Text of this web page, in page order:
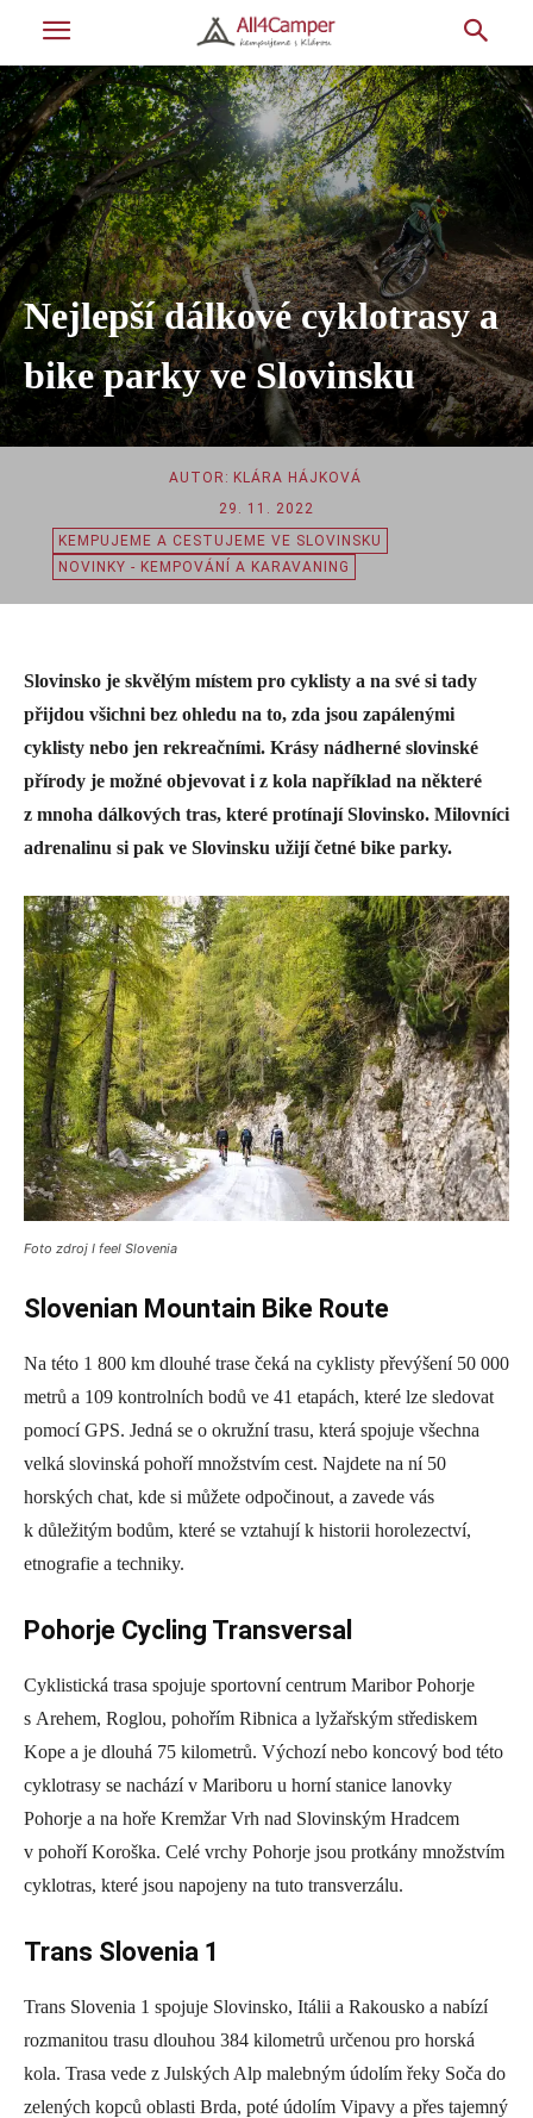
Nejlepší dálkové cyklotrasy a
bike parky ve Slovinsku
AUTOR: KLÁRA HÁJKOVÁ
29. 11. 2022
KEMPUJEME A CESTUJEME VE SLOVINSKU
NOVINKY - KEMPOVÁNÍ A KARAVANING
Slovinsko je skvělým místem pro cyklisty a na své si tady
přijdou všichni bez ohledu na to, zda jsou zapálenými
cyklisty nebo jen rekreačními. Krásy nádherné slovinské
přírody je možné objevovat i z kola například na některé
z mnoha dálkových tras, které protínají Slovinsko. Milovníci
adrenalinu si pak ve Slovinsku užijí četné bike parky.
Foto zdroj I feel Slovenia
Slovenian Mountain Bike Route
Na této 1 800 km dlouhé trase čeká na cyklisty převýšení 50 000
metrů a 109 kontrolních bodů ve 41 etapách, které lze sledovat
pomocí GPS. Jedná se o okružní trasu, která spojuje všechna
velká slovinská pohoří množstvím cest. Najdete na ní 50
horských chat, kde si můžete odpočinout, a zavede vás
k důležitým bodům, které se vztahují k historii horolezectví,
etnografie a techniky.
Pohorje Cycling Transversal
Cyklistická trasa spojuje sportovní centrum Maribor Pohorje
s Arehem, Roglou, pohořím Ribnica a lyžařským střediskem
Kope a je dlouhá 75 kilometrů. Výchozí nebo koncový bod této
cyklotrasy se nachází v Mariboru u horní stanice lanovky
Pohorje a na hoře Kremžar Vrh nad Slovinským Hradcem
v pohoří Koroška. Celé vrchy Pohorje jsou protkány množstvím
cyklotras, které jsou napojeny na tuto transverzálu.
Trans Slovenia 1
Trans Slovenia 1 spojuje Slovinsko, Itálii a Rakousko a nabízí
rozmanitou trasu dlouhou 384 kilometrů určenou pro horská
kola. Trasa vede z Julských Alp malebným údolím řeky Soča do
zelených kopců oblasti Brda, poté údolím Vipavy a přes tajemný